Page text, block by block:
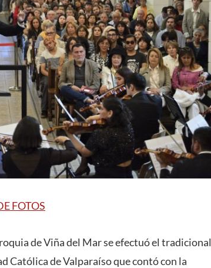
FOTOS
de Viña del Mar se efectuó el tradicional
Católica de Valparaíso que contó con la